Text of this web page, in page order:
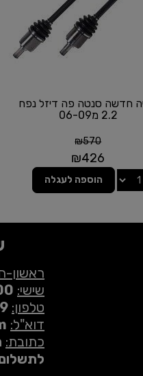
חדשה סנטה פה דיזל נפח
2.2 מ06-09
₪570
₪426
הוספה לעגלה
ראשון-
שישי:
טלפון:
דוא"ל:
כתובת: